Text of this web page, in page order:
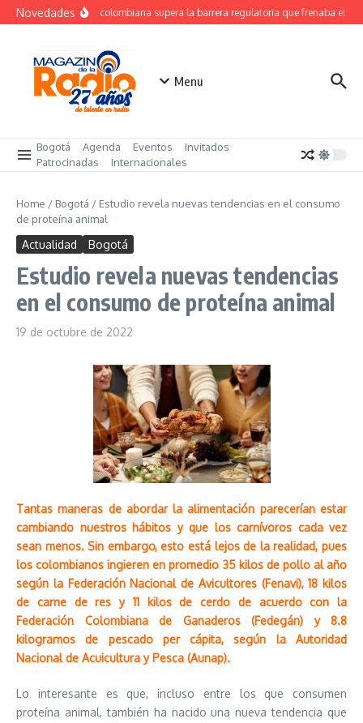
Saltar al contenido
NovedadesStartup colombiana supera la barrera regulatoria que frenaba el uso
Menu
Bogotá Agenda Eventos
Invitados
Patrocinadas
Internacionales
Home / Bogotá / Estudio revela nuevas tendencias en el consumo
de proteína animal
Actualidad Bogotá
Estudio revela nuevas tendencias
en el consumo de proteína animal
19 de octubre de 2022
Tantas maneras de abordar la alimentación parecerían estar
cambiando nuestros hábitos y que los carnívoros cada vez
sean menos. Sin embargo, esto está lejos de la realidad, pues
los colombianos ingieren en promedio 35 kilos de pollo al año
según la Federación Nacional de Avicultores (Fenavi), 18 kilos
de carne de res y 11 kilos de cerdo de acuerdo con la
Federación Colombiana de Ganaderos (Fedegán) y 8.8
kilogramos de pescado per cápita, según la Autoridad
Nacional de Acuicultura y Pesca (Aunap).
Lo interesante es que, incluso entre los que consumen
proteína animal, también ha nacido una nueva tendencia que